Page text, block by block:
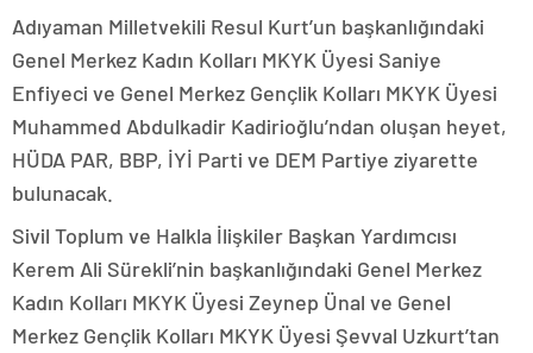
Adıyaman Milletvekili Resul Kurt’un başkanlığındaki
Genel Merkez Kadın Kolları MKYK Üyesi Saniye
Enfiyeci ve Genel Merkez Gençlik Kolları MKYK Üyesi
Muhammed Abdulkadir Kadirioğlu’ndan oluşan heyet,
HÜDA PAR, BBP, İYİ Parti ve DEM Partiye ziyarette
bulunacak.
Sivil Toplum ve Halkla İlişkiler Başkan Yardımcısı
Kerem Ali Sürekli’nin başkanlığındaki Genel Merkez
Kadın Kolları MKYK Üyesi Zeynep Ünal ve Genel
Merkez Gençlik Kolları MKYK Üyesi Şevval Uzkurt’tan